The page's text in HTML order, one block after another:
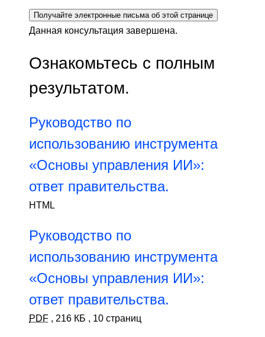
Получайте электронные письма об этой странице
Данная консультация завершена.
Ознакомьтесь с полным
результатом.
Руководство по
использованию инструмента
«Основы управления ИИ»:
ответ правительства.
HTML
Руководство по
использованию инструмента
«Основы управления ИИ»:
ответ правительства.
PDF , 216 КБ , 10 страниц